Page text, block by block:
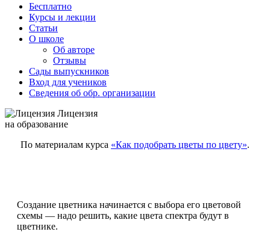
Бесплатно
Курсы и лекции
Статьи
О школе
Об авторе
Отзывы
Сады выпускников
Вход для учеников
Сведения об обр. организации
Лицензия
на образование
По материалам курса «Как подобрать цветы по цвету».
Создание цветника начинается с выбора его цветовой
схемы — надо решить, какие цвета спектра будут в
цветнике.